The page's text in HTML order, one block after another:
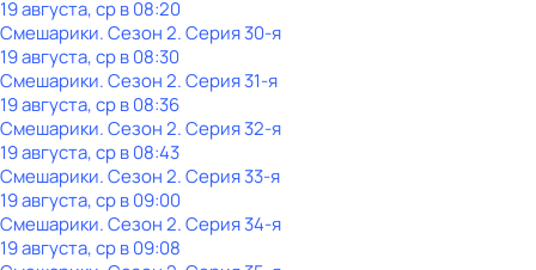
19 августа, ср в 08:20
Смешарики. Сезон 2. Серия 30-я
19 августа, ср в 08:30
Смешарики. Сезон 2. Серия 31-я
19 августа, ср в 08:36
Смешарики. Сезон 2. Серия 32-я
19 августа, ср в 08:43
Смешарики. Сезон 2. Серия 33-я
19 августа, ср в 09:00
Смешарики. Сезон 2. Серия 34-я
19 августа, ср в 09:08